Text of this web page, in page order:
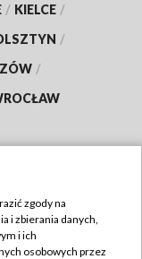
/ KIELCE /
/
/
zgody na
i zbierania danych,
i ich
osobowych przez